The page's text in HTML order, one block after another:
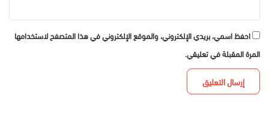
احفظ اسمي، بريدي الإلكتروني، والموقع الإلكتروني في هذا المتصفح لاستخدامها
المرة المقبلة في تعليقي.